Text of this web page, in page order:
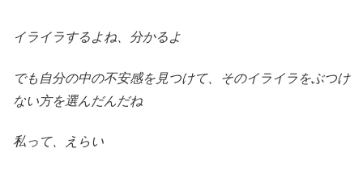
イライラするよね、分かるよ
でも自分の中の不安感を見つけて、そのイライラをぶつけ
ない方を選んだんだね
私って、えらい